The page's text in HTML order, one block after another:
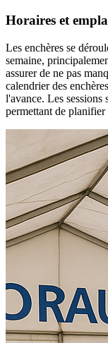
Horaires et
Les enchères se
semaine,
assurer de ne pas
calendrier des
l'avance. Les sessions
permettant de